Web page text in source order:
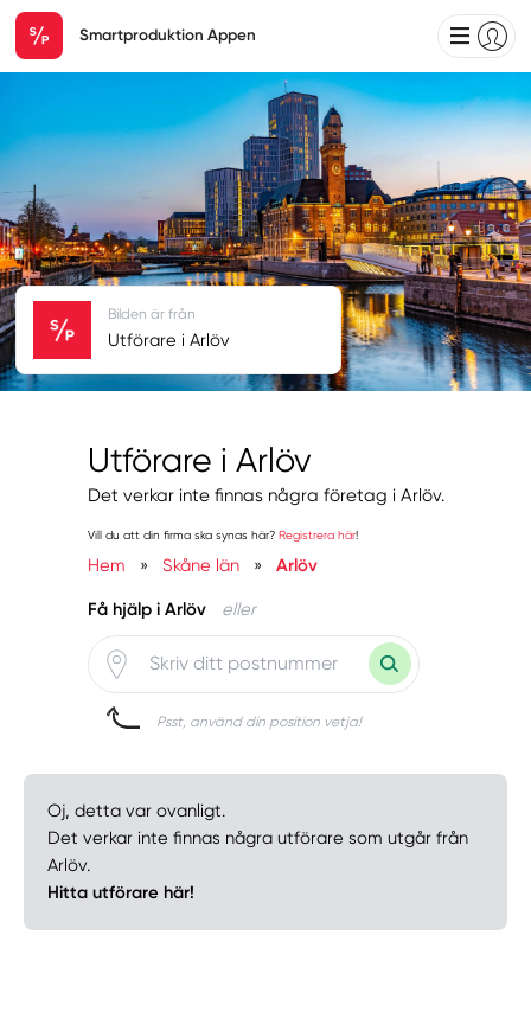
Smartproduktion Appen
Utförare i Arlöv
Det verkar inte finnas några företag i Arlöv.
Vill du att din firma ska synas här? Registrera här!
Hem » Skåne län » Arlöv
Få hjälp i Arlöv eller
Psst, använd din position vetja!
Bilden är från
Utförare i Arlöv
Oj, detta var ovanligt.
Det verkar inte finnas några utförare som utgår från
Arlöv.
Hitta utförare här!